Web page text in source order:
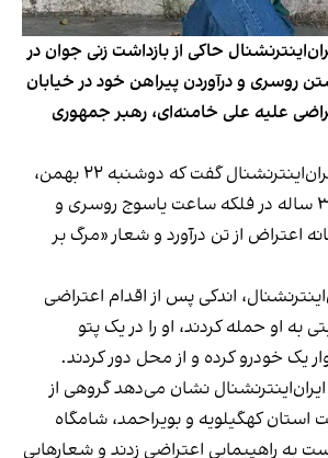
حاکی از بازداشت زنی جوان در
روسری و درآوردن پیراهن خود در خیابان
علیه علی خامنه‌ای، رهبر جمهوری
یک شاهد عینی به ایران‌اینترنشنال گفت که دوشنبه ۲۲ بهمن،
یک زن جوان حدود ۳۰ ساله در فلکه ساعت یاسوج روسری و
اعتراض از تن درآورد و شعار «مرگ بر
اندکی پس از اقدام اعتراضی
به او حمله کردند، او را در یک پتو
یک خودرو کرده و از محل دور کردند.
نشان می‌دهد گروهی از
کهگیلویه و بویراحمد، شامگاه
بهمن دست به راهپیمایی اعتراضی زدند و شعارهایی